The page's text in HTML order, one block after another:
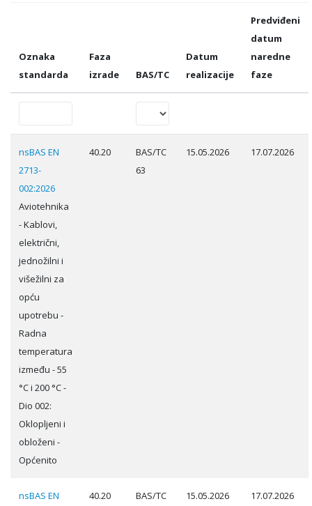
Oznaka
standarda
Faza
izrade
BAS/TC
Datum
realizacije
Predviđeni
datum
naredne
faze
nsBAS EN
2713-
002:2026
Aviotehnika
- Kablovi,
električni,
jednožilni i
višežilni za
opću
upotrebu -
Radna
temperatura
između - 55
°C i 200 °C -
Dio 002:
Oklopljeni i
obloženi -
Općenito
40.20
BAS/TC
63
15.05.2026 17.07.2026
nsBAS EN
40.20
BAS/TC
15.05.2026 17.07.2026